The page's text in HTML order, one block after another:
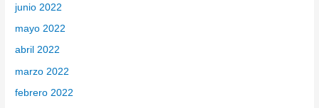
junio 2022
mayo 2022
abril 2022
marzo 2022
febrero 2022